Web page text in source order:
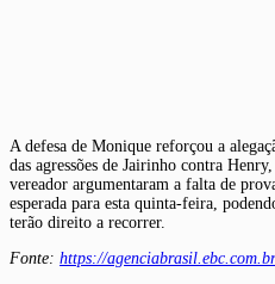
A defesa de Monique reforçou a
das agressões de Jairinho contra
vereador argumentaram a falta de
esperada para esta quinta-feira,
terão direito a recorrer.
Fonte: https://agenciabrasil.ebc.com.br